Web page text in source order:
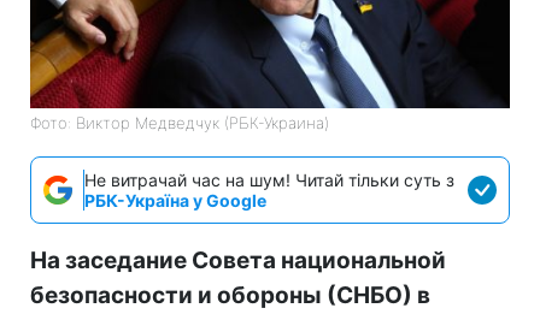
Фото: Виктор Медведчук (РБК-Украина)
Не витрачай час на шум! Читай тільки суть з
РБК-Україна у Google
На заседание Совета национальной
безопасности и обороны (СНБО) в